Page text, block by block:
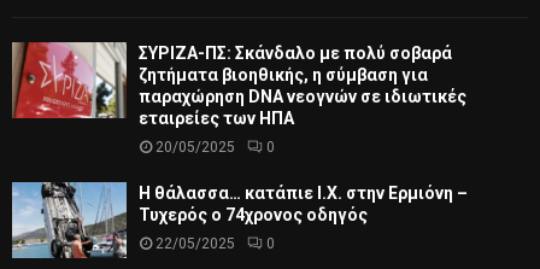
ΣΥΡΙΖΑ-ΠΣ: Σκάνδαλο με πολύ σοβαρά
ζητήματα βιοηθικής, η σύμβαση για
παραχώρηση DNA νεογνών σε ιδιωτικές
εταιρείες των ΗΠΑ
20/05/2025 0
Η θάλασσα… κατάπιε Ι.Χ. στην Ερμιόνη –
Τυχερός ο 74χρονος οδηγός
22/05/2025 0